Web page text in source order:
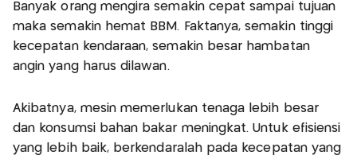
Banyak orang mengira semakin cepat sampai tujuan
maka semakin hemat BBM. Faktanya, semakin tinggi
kecepatan kendaraan, semakin besar hambatan
angin yang harus dilawan.
Akibatnya, mesin memerlukan tenaga lebih besar
dan konsumsi bahan bakar meningkat. Untuk efisiensi
yang lebih baik, berkendaralah pada kecepatan yang